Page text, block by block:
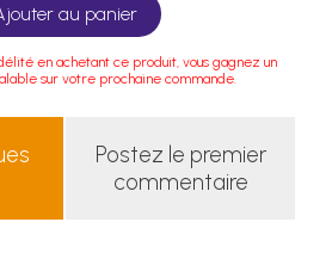
au panier
en achetant ce produit, vous gagnez un
sur votre prochaine commande.
Postez le premier
commentaire